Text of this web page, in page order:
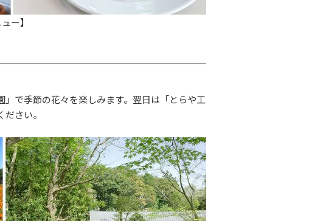
ー】
」で季節の花々を楽しみます。翌日は「とらや工
さい。